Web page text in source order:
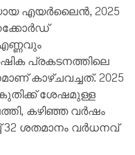
എയർലൈൻ, 2025
പ്രകടനത്തിലെ
കാഴ്ചവച്ചത്. 2025
ശേഷമുള്ള
കഴിഞ്ഞ വർഷം
32 ശതമാനം വർധനവ്